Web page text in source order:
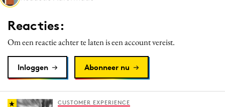
Merkstrategie
PR
Programmatic
Reputatie & crisis
Reacties:
Om een reactie achter te laten is een account vereist.
Inloggen Abonneer nu
CUSTOMER EXPERIENCE